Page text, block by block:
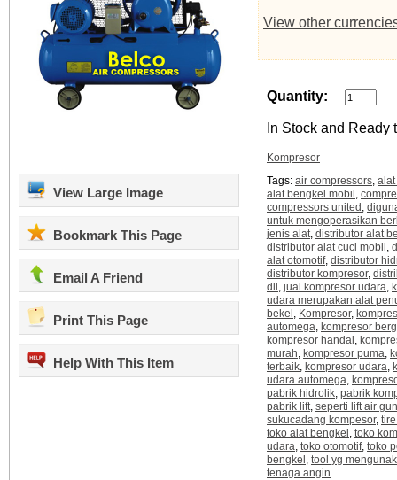
View Large Image
Bookmark This Page
Email A Friend
Print This Page
Help With This Item
View other
Quantity:
In Stock and Ready
Kompresor
Tags: air compressors,
alat bengkel mobil ,
compressors united ,
untuk mengoperasikan
jenis alat, distributor alat
distributor alat cuci mobil ,
alat otomotif, distributor
distributor kompresor,
dll , jual kompresor udara,
udara merupakan alat
bekel , Kompresor,
automega, kompresor
kompresor handal ,
murah, kompresor puma,
terbaik, kompresor udara,
udara automega,
pabrik hidrolik, pabrik
pabrik lift, seperti lift air gun
sukucadang kompesor,
toko alat bengkel , toko
udara, toko otomotif, toko
bengkel , tool yg
tenaga angin